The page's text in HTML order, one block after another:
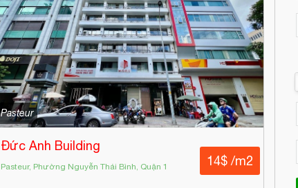
Pasteur
Đức Anh Building
Pasteur, Phường Nguyễn Thái Bình, Quận 1 14$ /m2